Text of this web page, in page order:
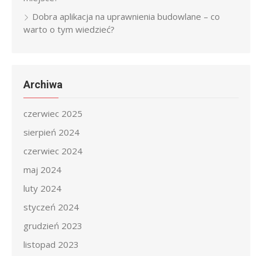
Dobra aplikacja na uprawnienia budowlane – co
warto o tym wiedzieć?
Archiwa
czerwiec 2025
sierpień 2024
czerwiec 2024
maj 2024
luty 2024
styczeń 2024
grudzień 2023
listopad 2023